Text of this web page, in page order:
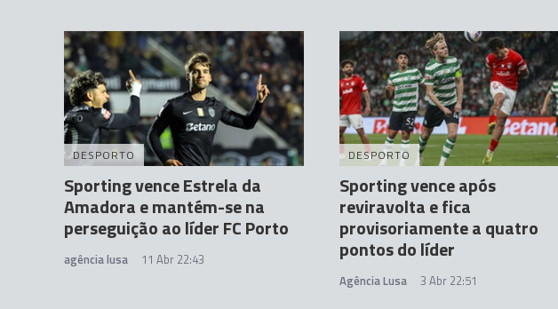
DESPORTO
Sporting vence Estrela da
Amadora e mantém-se na
perseguição ao líder FC Porto
agência lusa 11 Abr 22:43
DESPORTO
Sporting vence após
reviravolta e fica
provisoriamente a quatro
pontos do líder
Agência Lusa 3 Abr 22:51